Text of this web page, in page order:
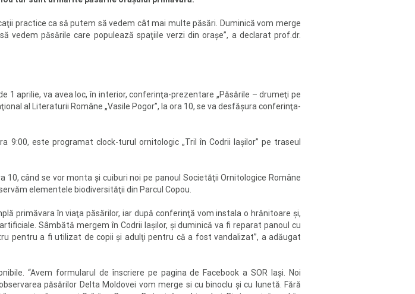
practice ca să putem să vedem cât mai multe păsări. Duminică vom merge
păsările care populează spaţiile verzi din oraşe”, a declarat prof.dr.
aprilie, va avea loc, în interior, conferinţa-prezentare „Păsările – drumeţi pe
al Literaturii Române „Vasile Pogor”, la ora 10, se va desfăşura conferinţa-
9:00, este programat clock-turul ornitologic „Tril în Codrii Iaşilor” pe traseul
când se vor monta şi cuiburi noi pe panoul Societăţii Ornitologice Române
elementele biodiversităţii din Parcul Copou.
primăvara în viaţa păsărilor, iar după conferinţă vom instala o hrănitoare şi,
Sâmbătă mergem în Codrii Iaşilor, şi duminică va fi reparat panoul cu
pentru a fi utilizat de copii şi adulţi pentru că a fost vandalizat”, a adăugat
“Avem formularul de înscriere pe pagina de Facebook a SOR Iaşi. Noi
păsărilor Delta Moldovei vom merge si cu binoclu şi cu lunetă. Fără